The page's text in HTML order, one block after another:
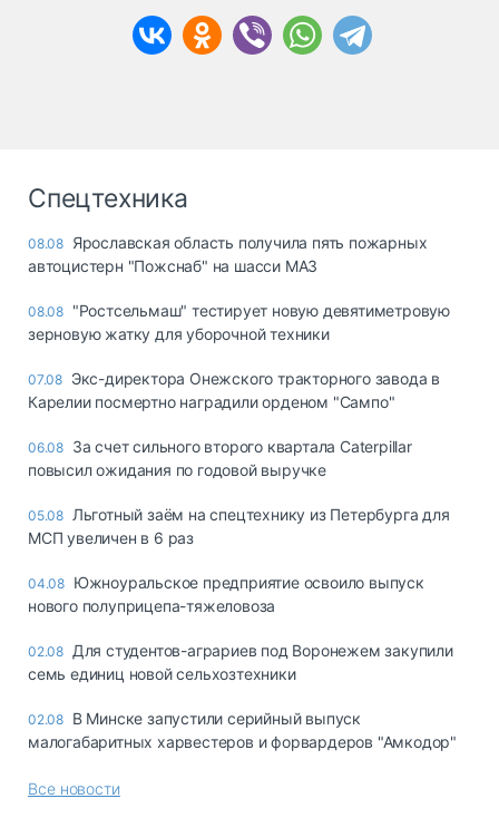
Спецтехника
08.08 Ярославская область получила пять пожарных
автоцистерн "Пожснаб" на шасси МАЗ
08.08 "Ростсельмаш" тестирует новую девятиметровую
зерновую жатку для уборочной техники
07.08 Экс-директора Онежского тракторного завода в
Карелии посмертно наградили орденом "Сампо"
06.08 За счет сильного второго квартала Caterpillar
повысил ожидания по годовой выручке
05.08 Льготный заём на спецтехнику из Петербурга для
МСП увеличен в 6 раз
04.08 Южноуральское предприятие освоило выпуск
нового полуприцепа-тяжеловоза
02.08 Для студентов-аграриев под Воронежем закупили
семь единиц новой сельхозтехники
02.08 В Минске запустили серийный выпуск
малогабаритных харвестеров и форвардеров "Амкодор"
Все новости